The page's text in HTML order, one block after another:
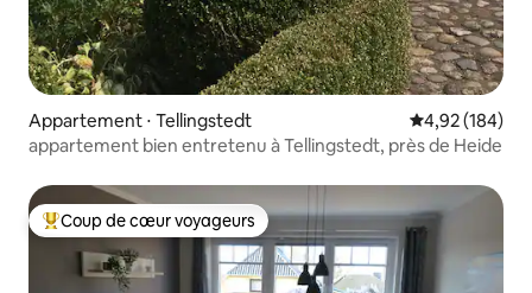
Appartement ⋅ Tellingstedt Évaluation
4,92 (184)
appartement bien entretenu à Tellingstedt, près de Heide
Coups de cœur voyageurs les plus appréciés
Coup de cœur voyageurs